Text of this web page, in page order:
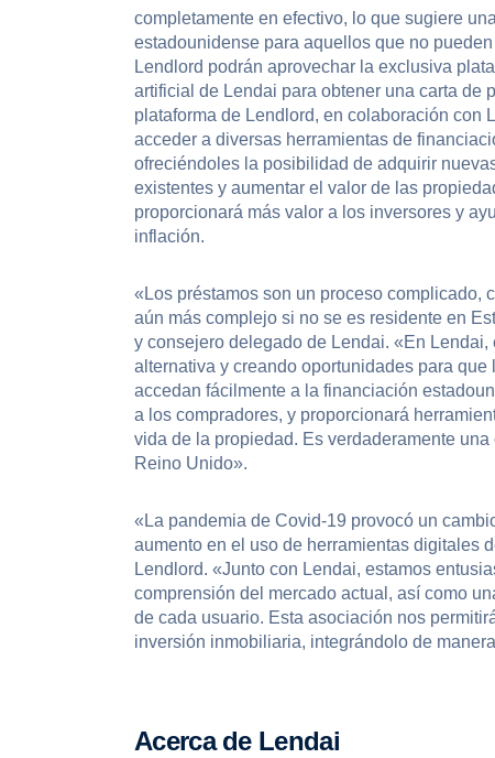
completamente en efectivo, lo que sugiere
estadounidense para aquellos que no
Lendlord podrán aprovechar la exclusiva
artificial de Lendai para obtener una carta de
plataforma de Lendlord, en colaboración con
acceder a diversas herramientas de
ofreciéndoles la posibilidad de adquirir
existentes y aumentar el valor de las
proporcionará más valor a los inversores y
inflación.
«Los préstamos son un proceso complicado,
aún más complejo si no se es residente en
y consejero delegado de Lendai. «En
alternativa y creando oportunidades para
accedan fácilmente a la financiación
a los compradores, y proporcionará
vida de la propiedad. Es verdaderamente
Reino Unido».
«La pandemia de Covid-19 provocó un
aumento en el uso de herramientas digitales
Lendlord. «Junto con Lendai, estamos
comprensión del mercado actual, así como
de cada usuario. Esta asociación nos
inversión inmobiliaria, integrándolo de
Acerca de Lendai